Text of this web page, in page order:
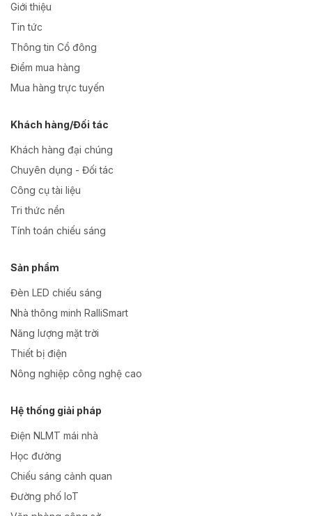
Giới thiệu
Tin tức
Thông tin Cổ đông
Điểm mua hàng
Mua hàng trực tuyến
Khách hàng/Đối tác
Khách hàng đại chúng
Chuyên dụng - Đối tác
Công cụ tài liệu
Tri thức nền
Tính toán chiếu sáng
Sản phẩm
Đèn LED chiếu sáng
Nhà thông minh RalliSmart
Năng lượng mặt trời
Thiết bị điện
Nông nghiệp công nghệ cao
Hệ thống giải pháp
Điện NLMT mái nhà
Học đường
Chiếu sáng cảnh quan
Đường phố IoT